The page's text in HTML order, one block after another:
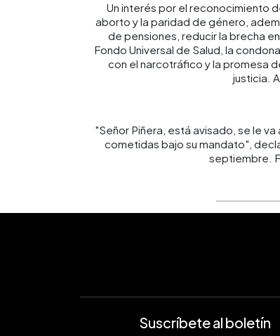
Un interés por el reconocimiento
aborto y la paridad de género,
de pensiones, reducir la brecha
Fondo Universal de Salud, la
con el narcotráfico y la promesa
justicia.
"Señor Piñera, está avisado, se le
cometidas bajo su mandato",
septiembre.
Suscríbete al boletín